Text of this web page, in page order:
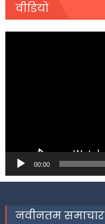
वीडियो
00:00
नवीनतम समाचार